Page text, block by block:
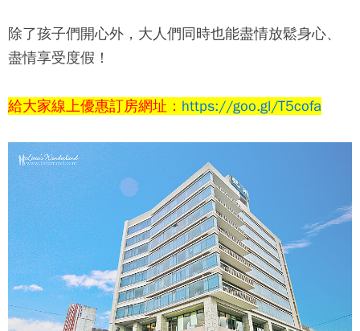
除了孩子們開心外，大人們同時也能盡情放鬆身心、
盡情享受度假！
給大家線上優惠訂房網址： https://goo.gl/T5cofa